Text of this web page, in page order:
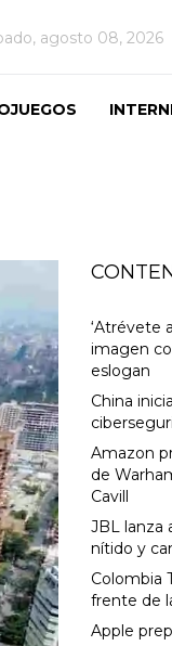
agosto 08, 2026
‘Atrévete
imagen
eslogan
China
Amazon
de
Cavill
JBL lanza
nítido y
Colombia
frente de
Apple